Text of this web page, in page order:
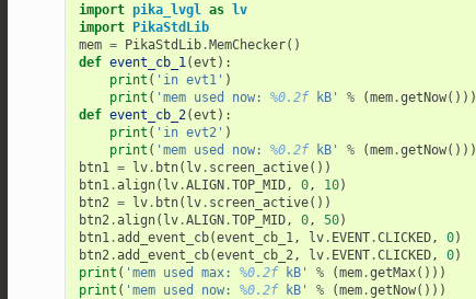
import pika_lvgl as lv
import PikaStdLib
mem = PikaStdLib.MemChecker()
def event_cb_1(evt ):
print ( 'in evt1' )
print ( 'mem used now: %0.2f kB' % (mem.getNow()))
def event_cb_2(evt ):
print ( 'in evt2' )
print ( 'mem used now: %0.2f kB' % (mem.getNow()))
btn1 = lv. btn( lv. screen_active())
btn1.align( lv.ALIGN.TOP_MID, 0, 10)
btn2 = lv. btn( lv. screen_active())
btn2.align( lv.ALIGN.TOP_MID, 0, 50)
btn1.add_event_cb(event_cb_1, lv. EVENT.CLICKED, 0)
btn2.add_event_cb(event_cb_2, lv. EVENT.CLICKED, 0)
print ( 'mem used max: %0.2f kB' % (mem.getMax()))
print ( 'mem used now: %0.2f kB' % (mem.getNow()))